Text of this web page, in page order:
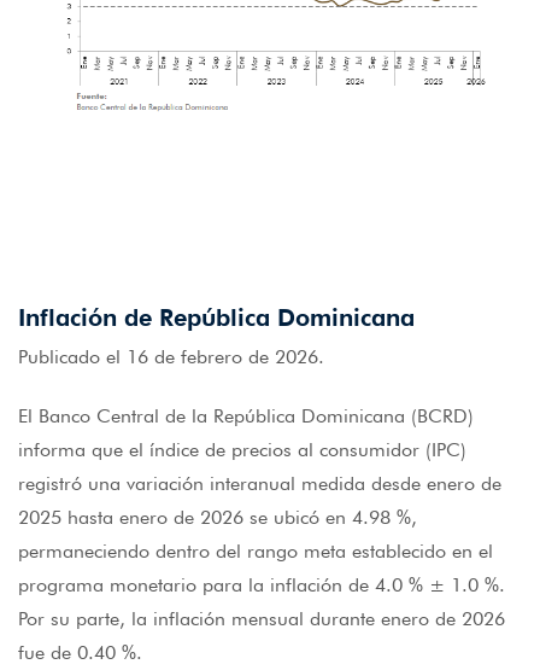
Inflación de República Dominicana
Publicado el 16 de febrero de 2026.
El Banco Central de la República Dominicana (BCRD)
informa que el índice de precios al consumidor (IPC)
registró una variación interanual medida desde enero de
2025 hasta enero de 2026 se ubicó en 4.98 %,
permaneciendo dentro del rango meta establecido en el
programa monetario para la inflación de 4.0 % ± 1.0 %.
Por su parte, la inflación mensual durante enero de 2026
fue de 0.40 %.